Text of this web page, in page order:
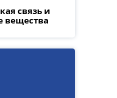
связь и
вещества